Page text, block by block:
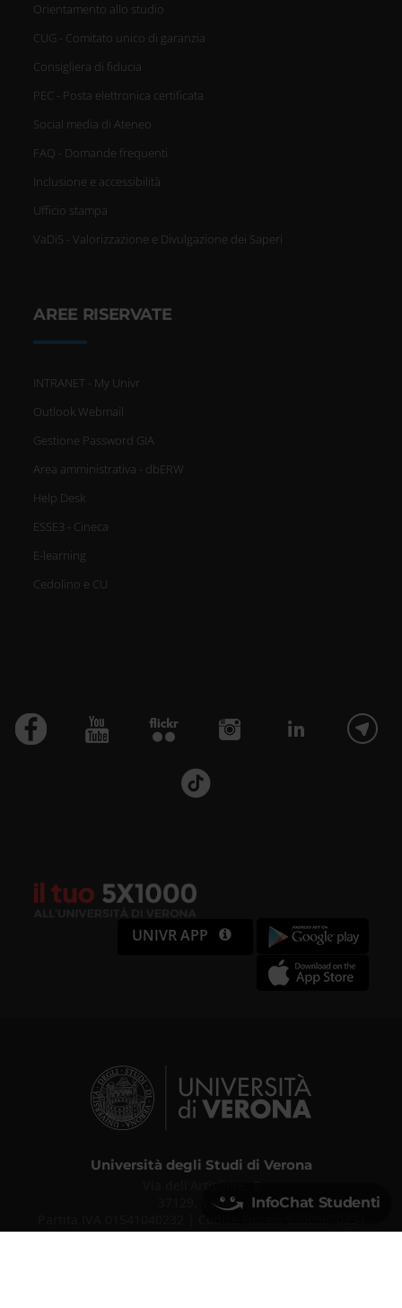
Orientamento allo studio
CUG - Comitato unico di garanzia
Consigliera di fiducia
PEC - Posta elettronica certificata
Social media di Ateneo
FAQ - Domande frequenti
Inclusione e accessibilità
Ufficio stampa
VaDiS - Valorizzazione e Divulgazione dei Saperi
AREE RISERVATE
INTRANET - My Univr
Outlook Webmail
Gestione Password GIA
Area amministrativa - dbERW
Help Desk
ESSE3 - Cineca
E-learning
Cedolino e CU
UNIVR APP
Università degli Studi di Verona
37129, Verona InfoChat Studenti